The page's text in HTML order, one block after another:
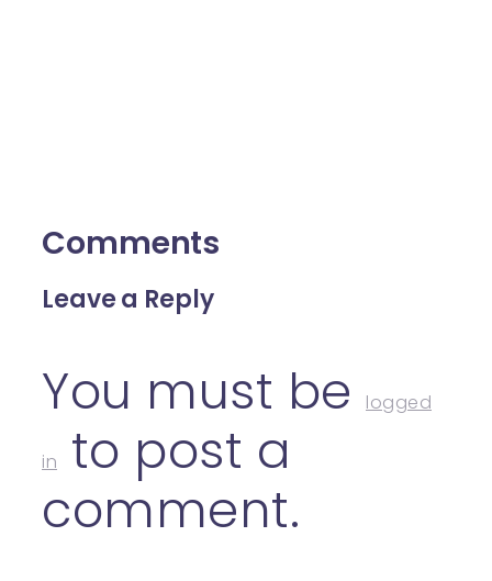
Comments
Leave a Reply
You must be logged
in
to post a
comment.